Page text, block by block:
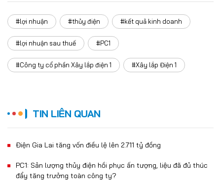
#lợi nhuận #thủy điện #kết quả kinh doanh
#lợi nhuận sau thuế #PC1
#Công ty cổ phần Xây lắp điện 1 #Xây lắp Điện 1
TIN LIÊN QUAN
Điện Gia Lai tăng vốn điều lệ lên 2.711 tỷ đồng
PC1: Sản lượng thủy điện hồi phục ấn tượng, liệu đã đủ thúc
đẩy tăng trưởng toàn công ty?